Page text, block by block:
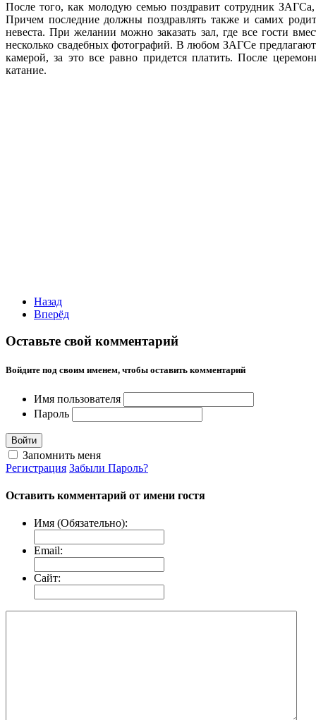
После того, как молодую семью поздравит сотрудник
Причем последние должны поздравлять также и самих
невеста. При желании можно заказать зал, где все гости
несколько свадебных фотографий. В любом ЗАГСе
камерой, за это все равно придется платить. После
катание.
Назад
Вперёд
Оставьте свой комментарий
Войдите под своим именем, чтобы оставить комментарий
Имя пользователя
Пароль
Войти
Запомнить меня
Регистрация Забыли Пароль?
Оставить комментарий от имени гостя
Имя (Обязательно):
Email:
Сайт: